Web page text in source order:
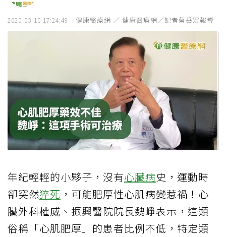
2020-03-10 17:24:49 健康醫療網 ／ 健康醫療網／記者蔡岳宏報導
年紀輕輕的小夥子，沒有心臟病史，運動時
卻突然猝死 ，可能肥厚性心肌病變惹禍！心
臟外科權威、振興醫院院長魏崢表示，這類
俗稱「心肌肥厚」的患者比例不低，特定類